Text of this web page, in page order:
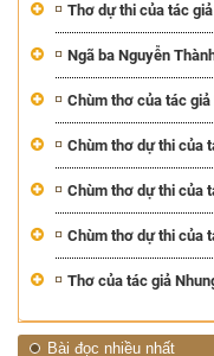
Thơ dự thi của tác
Ngã ba Nguyễn
Chùm thơ của tác
Chùm thơ dự thi của
Chùm thơ dự thi của
Chùm thơ dự thi của
Thơ của tác giả
Bài đọc nhiều nhất